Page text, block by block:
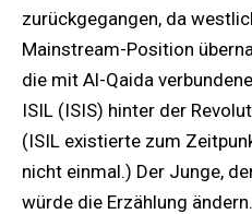
zurückgegangen, da
Mainstream-Position
die mit Al-Qaida
ISIL (ISIS) hinter der
(ISIL existierte zum
nicht einmal.) Der Junge,
würde die Erzählung ändern.